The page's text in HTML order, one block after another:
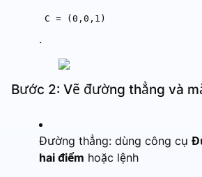
C = (0,0,1)
.
Bước 2: Vẽ đường thẳng và
Đường thẳng: dùng công cụ
hai điểm hoặc lệnh